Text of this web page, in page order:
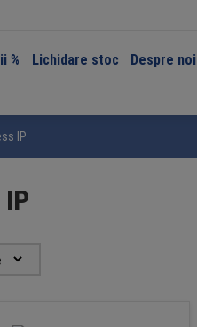
% Lichidare stoc Despre noi
IP